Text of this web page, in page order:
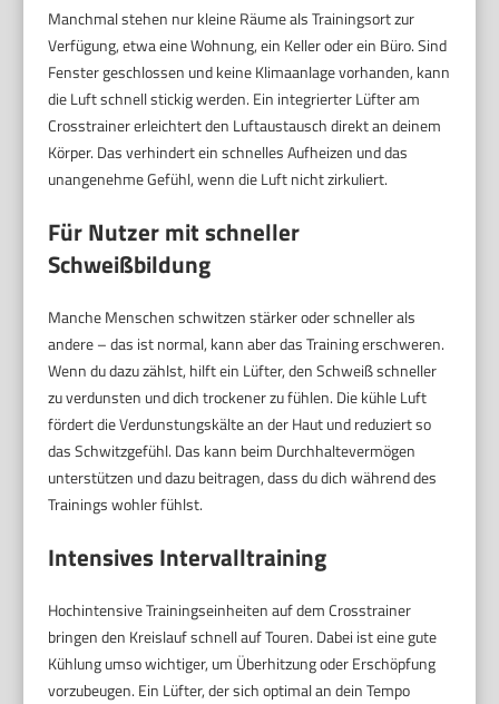
Manchmal stehen nur kleine Räume als Trainingsort zur
Verfügung, etwa eine Wohnung, ein Keller oder ein Büro. Sind
Fenster geschlossen und keine Klimaanlage vorhanden, kann
die Luft schnell stickig werden. Ein integrierter Lüfter am
Crosstrainer erleichtert den Luftaustausch direkt an deinem
Körper. Das verhindert ein schnelles Aufheizen und das
unangenehme Gefühl, wenn die Luft nicht zirkuliert.
Für Nutzer mit schneller
Schweißbildung
Manche Menschen schwitzen stärker oder schneller als
andere – das ist normal, kann aber das Training erschweren.
Wenn du dazu zählst, hilft ein Lüfter, den Schweiß schneller
zu verdunsten und dich trockener zu fühlen. Die kühle Luft
fördert die Verdunstungskälte an der Haut und reduziert so
das Schwitzgefühl. Das kann beim Durchhaltevermögen
unterstützen und dazu beitragen, dass du dich während des
Trainings wohler fühlst.
Intensives Intervalltraining
Hochintensive Trainingseinheiten auf dem Crosstrainer
bringen den Kreislauf schnell auf Touren. Dabei ist eine gute
Kühlung umso wichtiger, um Überhitzung oder Erschöpfung
vorzubeugen. Ein Lüfter, der sich optimal an dein Tempo